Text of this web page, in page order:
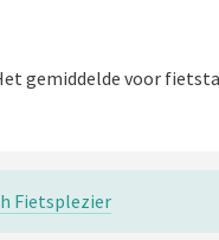
gemiddelde voor
Fietsplezier